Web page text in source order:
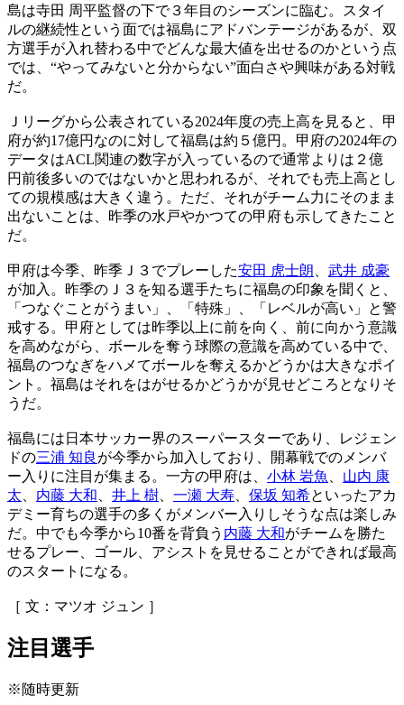
島は寺田 周平監督の下で３年目のシーズンに臨む。スタイ
ルの継続性という面では福島にアドバンテージがあるが、双
方選手が入れ替わる中でどんな最大値を出せるのかという点
では、“やってみないと分からない”面白さや興味がある対戦
だ。
Ｊリーグから公表されている2024年度の売上高を見ると、甲
府が約17億円なのに対して福島は約５億円。甲府の2024年の
データはACL関連の数字が入っているので通常よりは２億
円前後多いのではないかと思われるが、それでも売上高とし
ての規模感は大きく違う。ただ、それがチーム力にそのまま
出ないことは、昨季の水戸やかつての甲府も示してきたこと
だ。
甲府は今季、昨季Ｊ３でプレーした安田 虎士朗
武井 成豪
が加入。昨季のＪ３を知る選手たちに福島の印象を聞くと、
「つなぐことがうまい」、「特殊」、「レベルが高い」と警
戒する。甲府としては昨季以上に前を向く、前に向かう意識
を高めながら、ボールを奪う球際の意識を高めている中で、
福島のつなぎをハメてボールを奪えるかどうかは大きなポイ
ント。福島はそれをはがせるかどうかが見せどころとなりそ
うだ。
福島には日本サッカー界のスーパースターであり、レジェン
ドの三浦 知良 が今季から加入しており、開幕戦でのメンバ
ー入りに注目が集まる。一方の甲府は、 小林 岩魚
山内 康
太
内藤 大和 井上 樹 一瀬 大寿 保坂 知希といったアカ
デミー育ちの選手の多くがメンバー入りしそうな点は楽しみ
だ。中でも今季から10番を背負う 内藤 大和がチームを勝た
せるプレー、ゴール、アシストを見せることができれば最高
のスタートになる。
［ 文：マツオ ジュン ］
注目選手
※随時更新